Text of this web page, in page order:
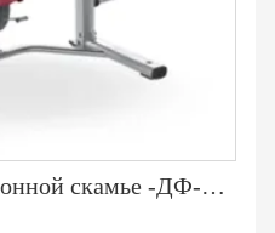
Жим от груди на наклонной скамье -ДФ-6002